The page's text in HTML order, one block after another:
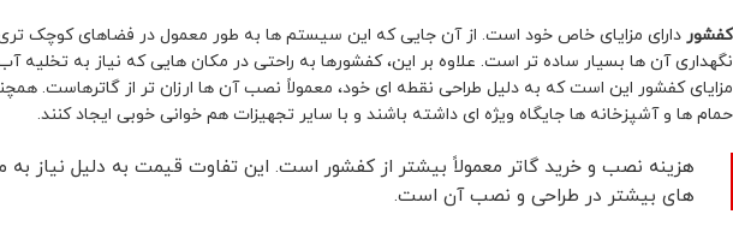
کفشور دارای مزایای خاص خود است. از آن جایی که این سیستم ها به طور معمول در فضاهای
نگهداری آن ها بسیار ساده تر است. علاوه بر این، کفشورها به راحتی در مکان هایی که نیاز به
مزایای کفشور این است که به دلیل طراحی نقطه ای خود، معمولاً نصب آن ها ارزان تر از گاترهاست.
حمام ها و آشپزخانه ها جایگاه ویژه ای داشته باشند و با سایر تجهیزات هم خوانی خوبی ایجاد کنند.
هزینه نصب و خرید گاتر معمولاً بیشتر از کفشور است. این تفاوت قیمت به دلیل نیاز
های بیشتر در طراحی و نصب آن است.